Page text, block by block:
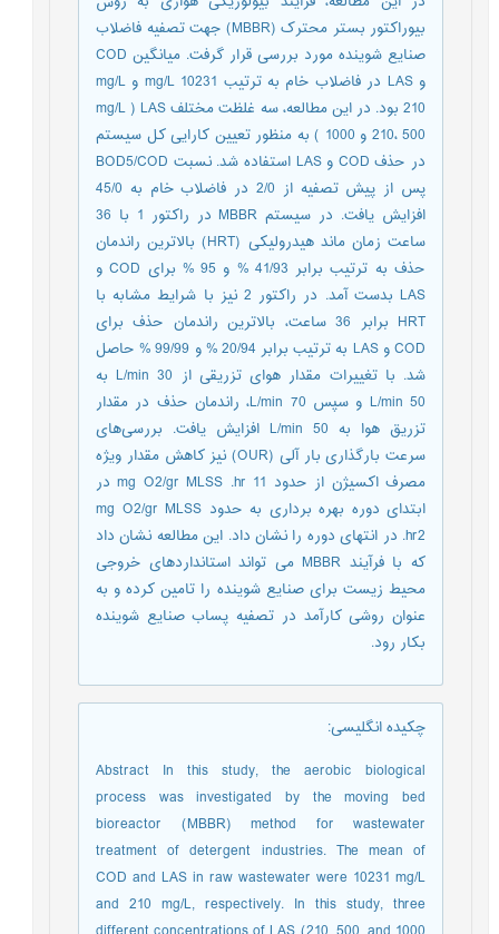
بیوراکتور بستر محترک (MBBR) جهت تصفیه فاضلاب
صنایع شوینده مورد بررسی قرار گرفت. میانگین COD
و LAS در فاضلاب خام به ترتیب mg/L 10231 و mg/L
210 بود. در این مطالعه، سه غلظت مختلف LAS ( mg/L
210، 500 و 1000 ) به منظور تعیین کارایی کل سیستم
در حذف COD و LAS استفاده شد. نسبت BOD5/COD
پس از پیش تصفیه از 2/0 در فاضلاب خام به 45/0
افزایش یافت. در سیستم MBBR در راکتور 1 با 36
ساعت زمان ماند هیدرولیکی (HRT) بالاترین راندمان
حذف به ترتیب برابر 41/93 % و 95 % برای COD و
LAS بدست آمد. در راکتور 2 نیز با شرایط مشابه با
HRT برابر 36 ساعت، بالاترین راندمان حذف برای
COD و LAS به ترتیب برابر 20/94 % و 99/99 % حاصل
شد. با تغییرات مقدار هوای تزریقی از L/min 30 به
L/min 50 و سپس L/min 70، راندمان حذف در مقدار
تزریق هوا به L/min 50 افزایش یافت. بررسی‌های
سرعت بارگذاری بار آلی (OUR) نیز کاهش مقدار ویژه
مصرف اکسیژن از حدود mg O2/gr MLSS .hr 11 در
ابتدای دوره بهره برداری به حدود mg O2/gr MLSS
.hr2 در انتهای دوره را نشان داد. این مطالعه نشان داد
که با فرآیند MBBR می تواند استانداردهای خروجی
محیط زیست برای صنایع شوینده را تامین کرده و به
عنوان روشی کارآمد در تصفیه پساب صنایع شوینده
بکار رود.
چکیده انگلیسی:
Abstract In this study, the aerobic biological
process was investigated by the moving bed
bioreactor (MBBR) method for wastewater
treatment of detergent industries. The mean of
COD and LAS in raw wastewater were 10231 mg/L
and 210 mg/L, respectively. In this study, three